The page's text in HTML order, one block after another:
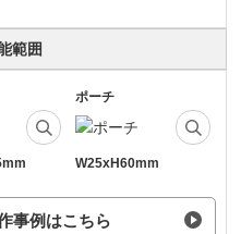
範囲
ポーチ
W25xH60mm
事例はこちら